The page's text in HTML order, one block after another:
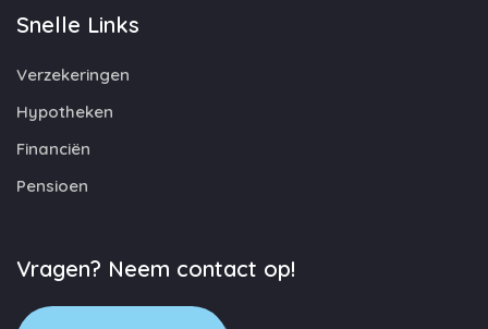
Snelle Links
Verzekeringen
Hypotheken
Financiën
Pensioen
Vragen? Neem contact op!